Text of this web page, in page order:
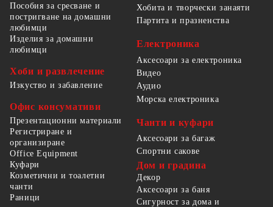
Пособия за сресване и
постригване на домашни
любимци
Изделия за домашни
любимци
Хоби и развлечение
Изкуство и забавление
Офис консумативи
Презентационни материали
Регистриране и
организиране
Office Equipment
Хобита и творчески занаяти
Партита и празненства
Електроника
Аксесоари за електроника
Видео
Аудио
Морска електроника
Чанти и куфари
Аксесоари за багаж
Спортни сакове
Куфари
Козметични и тоалетни
чанти
Раници
Дом и градина
Декор
Аксесоари за баня
Сигурност за дома и